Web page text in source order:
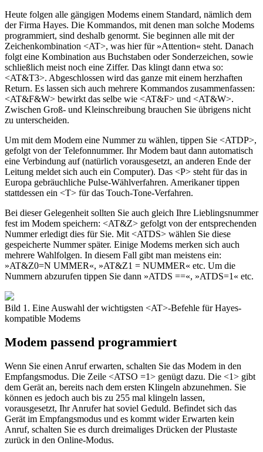
Heute folgen alle gängigen Modems einem Standard, nämlich dem
der Firma Hayes. Die Kommandos, mit denen man solche Modems
programmiert, sind deshalb genormt. Sie beginnen alle mit der
Zeichenkombination <AT>, was hier für »Attention« steht. Danach
folgt eine Kombination aus Buchstaben oder Sonderzeichen, sowie
schließlich meist noch eine Ziffer. Das klingt dann etwa so:
<AT&T3>. Abgeschlossen wird das ganze mit einem herzhaften
Return. Es lassen sich auch mehrere Kommandos zusammenfassen:
<AT&F&W> bewirkt das selbe wie <AT&F> und <AT&W>.
Zwischen Groß- und Kleinschreibung brauchen Sie übrigens nicht
zu unterscheiden.
Um mit dem Modem eine Nummer zu wählen, tippen Sie <ATDP>,
gefolgt von der Telefonnummer. Ihr Modem baut dann automatisch
eine Verbindung auf (natürlich vorausgesetzt, an anderen Ende der
Leitung meldet sich auch ein Computer). Das <P> steht für das in
Europa gebräuchliche Pulse-Wählverfahren. Amerikaner tippen
stattdessen ein <T> für das Touch-Tone-Verfahren.
Bei dieser Gelegenheit sollten Sie auch gleich Ihre Lieblingsnummer
fest im Modem speichern: <AT&Z> gefolgt von der entsprechenden
Nummer erledigt dies für Sie. Mit <ATDS> wählen Sie diese
gespeicherte Nummer später. Einige Modems merken sich auch
mehrere Wahlfolgen. In diesem Fall gibt man meistens ein:
»AT&Z0=N UMMER«, »AT&Z1 = NUMMER« etc. Um die
Nummern abzurufen tippen Sie dann »ATDS ==«, »ATDS=1« etc.
Bild 1. Eine Auswahl der wichtigsten <AT>-Befehle für Hayes-
kompatible Modems
Modem passend programmiert
Wenn Sie einen Anruf erwarten, schalten Sie das Modem in den
Empfangsmodus. Die Zeile <ATSO =1> genügt dazu. Die <1> gibt
dem Gerät an, bereits nach dem ersten Klingeln abzunehmen. Sie
können es jedoch auch bis zu 255 mal klingeln lassen,
vorausgesetzt, Ihr Anrufer hat soviel Geduld. Befindet sich das
Gerät im Empfangsmodus und es kommt wider Erwarten kein
Anruf, schalten Sie es durch dreimaliges Drücken der Plustaste
zurück in den Online-Modus.